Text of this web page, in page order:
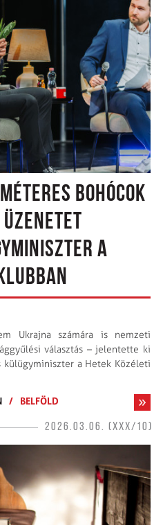
BOHÓCOK
A
Ukrajna számára is nemzeti
választás – jelentette ki
külügyminiszter a Hetek Közéleti
/ BELFÖLD
2026.03.06. (XXX/10)